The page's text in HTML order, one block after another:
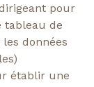
pour
tableau de
données
établir une